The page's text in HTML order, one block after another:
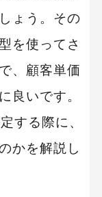
ょう。その
を使ってさ
、顧客単価
良いです。
する際に、
かを解説し